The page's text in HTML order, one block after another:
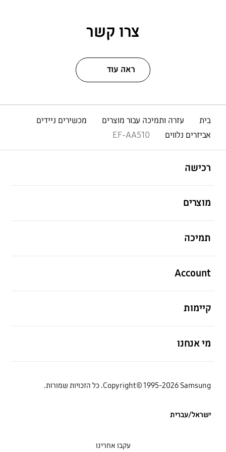
צרו קשר
ראה עוד
בית עזרה ותמיכה עבור מוצרים
מכשירים ניידים
אביזרים נלווים
EF-AA510
רכישה
מוצרים
תמיכה
Account
קיימות
מי אנחנו
Copyright© 1995-2026 Samsung. כל הזכויות שמורות.
ישראל/עברית
עקבו אחרינו